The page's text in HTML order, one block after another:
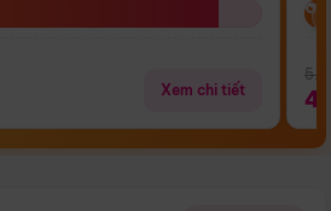
Xem chi tiết